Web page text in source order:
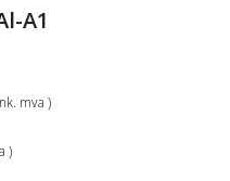
A1
mva )
)